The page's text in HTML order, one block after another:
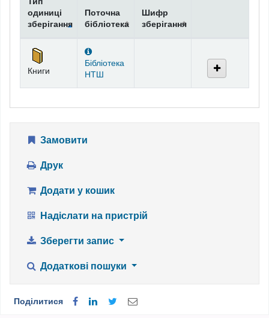
Фонди
одиниці
зберігання
Поточна
бібліотека
Шифр
зберігання
Книги
Бібліотека
НТШ
Замовити
Друк
Додати у кошик
Надіслати на пристрій
Зберегти запис
Додаткові пошуки
Поділитися